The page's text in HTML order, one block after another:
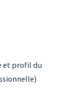
et profil du